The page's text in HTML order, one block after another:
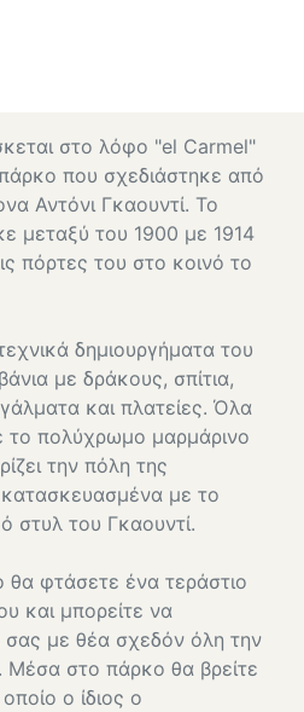
στο λόφο "el Carmel"
πάρκο που σχεδιάστηκε από
Αντόνι Γκαουντί. Το
μεταξύ του 1900 με 1914
πόρτες του στο κοινό το
δημιουργήματα του
με δράκους, σπίτια,
και πλατείες. Όλα
το πολύχρωμο μαρμάρινο
την πόλη της
με το
στυλ του Γκαουντί.
θα φτάσετε ένα τεράστιο
και μπορείτε να
με θέα σχεδόν όλη την
στο πάρκο θα βρείτε
ο ίδιος ο